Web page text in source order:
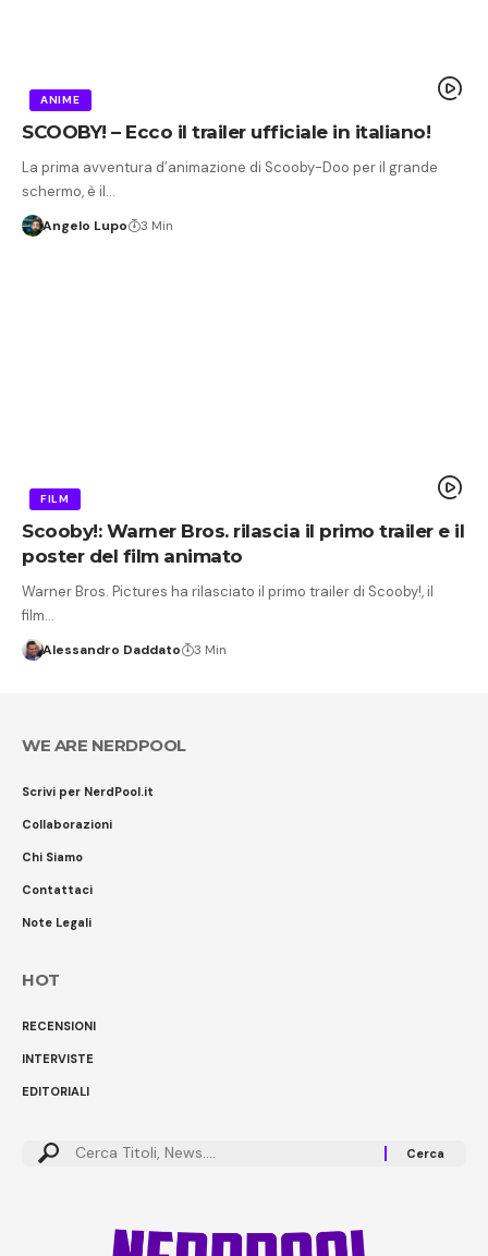
ANIME
SCOOBY! – Ecco il trailer ufficiale in italiano!
La prima avventura d’animazione di Scooby-Doo per il grande
schermo, è il…
Angelo Lupo 3 Min
FILM
Scooby!: Warner Bros. rilascia il primo trailer e il
poster del film animato
Warner Bros. Pictures ha rilasciato il primo trailer di Scooby!, il
film…
Alessandro Daddato 3 Min
WE ARE NERDPOOL
Scrivi per NerdPool.it
Collaborazioni
Chi Siamo
Contattaci
Note Legali
HOT
RECENSIONI
INTERVISTE
EDITORIALI
Cerca: